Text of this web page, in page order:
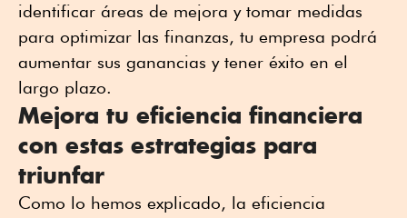
identificar áreas de mejora y tomar medidas
para optimizar las finanzas, tu empresa podrá
aumentar sus ganancias y tener éxito en el
largo plazo.
Mejora tu eficiencia financiera
con estas estrategias para
triunfar
Como lo hemos explicado, la eficiencia